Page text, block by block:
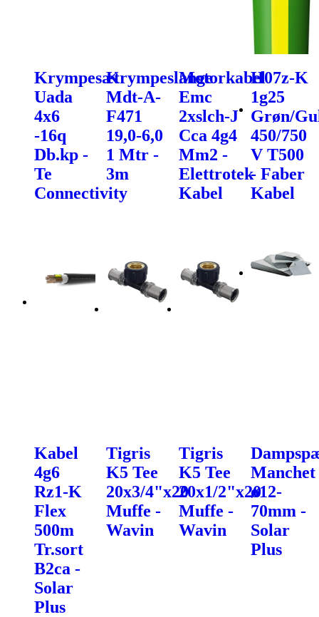
Krympesæt
Uada
4x6
-16q
Db.kp -
Te
Connectivity
Krympeslange
Mdt-A-
F471
19,0-6,0
1 Mtr -
3m
Motorkabel
Emc
2xslch-J
Cca 4g4
Mm2 -
Elettrotek
Kabel
H07z-K
1g25
Grøn/
450/750
V T500
- Faber
Kabel
Kabel
4g6
Rz1-K
Flex
500m
Tr.sort
B2ca -
Solar
Plus
Tigris
K5 Tee
20x3/4"x20
Muffe -
Wavin
Tigris
K5 Tee
20x1/2"x20
Muffe -
Wavin
Manchet
ø12-
70mm -
Solar
Plus